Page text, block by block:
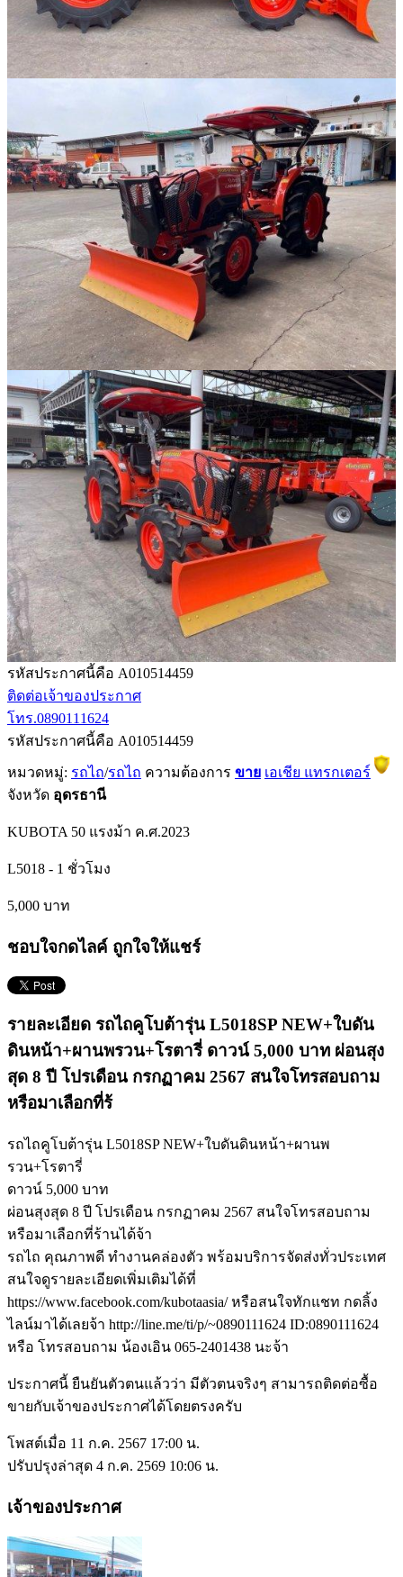
รหัสประกาศนี้คือ A010514459
ติดต่อเจ้าของประกาศ
โทร.0890111624
รหัสประกาศนี้คือ A010514459
หมวดหมู่: รถไถ/รถไถ ความต้องการ ขาย เอเชีย แทรกเตอร์
จังหวัด อุดรธานี
KUBOTA 50 แรงม้า ค.ศ.2023
L5018 - 1 ชั่วโมง
5,000 บาท
ชอบใจกดไลค์ ถูกใจให้แชร์
รายละเอียด รถไถคูโบต้ารุ่น L5018SP NEW+ใบดัน
ดินหน้า+ผานพรวน+โรตารี่ ดาวน์ 5,000 บาท ผ่อนสุง
สุด 8 ปี โปรเดือน กรกฏาคม 2567 สนใจโทรสอบถาม
หรือมาเลือกที่ร้
รถไถคูโบต้ารุ่น L5018SP NEW+ใบดันดินหน้า+ผานพ
รวน+โรตารี่
ดาวน์ 5,000 บาท
ผ่อนสุงสุด 8 ปี โปรเดือน กรกฏาคม 2567 สนใจโทรสอบถาม
หรือมาเลือกที่ร้านได้จ้า
รถไถ คุณภาพดี ทำงานคล่องตัว พร้อมบริการจัดส่งทั่วประเทศ
สนใจดูรายละเอียดเพิ่มเติมได้ที่
https://www.facebook.com/kubotaasia/ หรือสนใจทักแชท กดลิ้ง
ไลน์มาได้เลยจ้า http://line.me/ti/p/~0890111624 ID:0890111624
หรือ โทรสอบถาม น้องเอิน 065-2401438 นะจ้า
ประกาศนี้ ยืนยันตัวตนแล้วว่า มีตัวตนจริงๆ สามารถติดต่อซื้อ
ขายกับเจ้าของประกาศได้โดยตรงครับ
โพสต์เมื่อ 11 ก.ค. 2567 17:00 น.
ปรับปรุงล่าสุด 4 ก.ค. 2569 10:06 น.
เจ้าของประกาศ